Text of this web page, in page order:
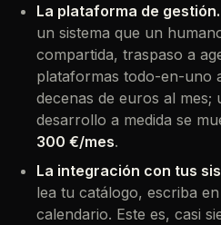
La plataforma de gestión.
un sistema que un
compartida, traspaso a
plataformas todo-en-uno
decenas de euros al mes;
desarrollo a medida se
300 €/mes.
La integración con tus
lea tu catálogo, escriba
calendario. Este es, casi